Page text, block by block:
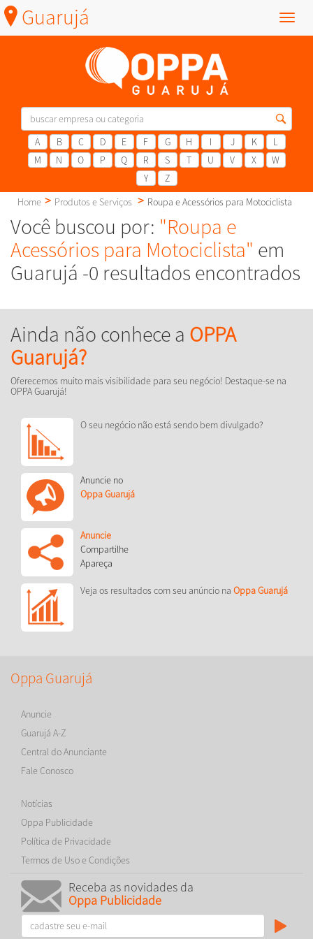
Menu
Guarujá
A B C D E F G H I J K
L
M
N O P Q R S T U V X
W
Y
Z
Home
Produtos e Serviços Roupa e Acessórios para Motociclista
Você buscou por: "Roupa e
Acessórios para Motociclista" em
Guarujá -0 resultados encontrados
Ainda não conhece a OPPA
Guarujá?
Oferecemos muito mais visibilidade para seu negócio! Destaque-se na
OPPA Guarujá!
O seu negócio não está sendo bem divulgado?
Anuncie no
Oppa Guarujá
Anuncie
Compartilhe
Apareça
Veja os resultados com seu anúncio na Oppa Guarujá
Oppa Guarujá
Anuncie
Guarujá A-Z
Central do Anunciante
Fale Conosco
Notícias
Oppa Publicidade
Política de Privacidade
Termos de Uso e Condições
Receba as novidades da
Oppa Publicidade